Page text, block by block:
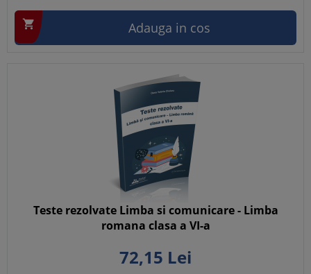
 Adauga in cos
Teste rezolvate Limba si comunicare - Limba
romana clasa a VI-a
72,15 Lei